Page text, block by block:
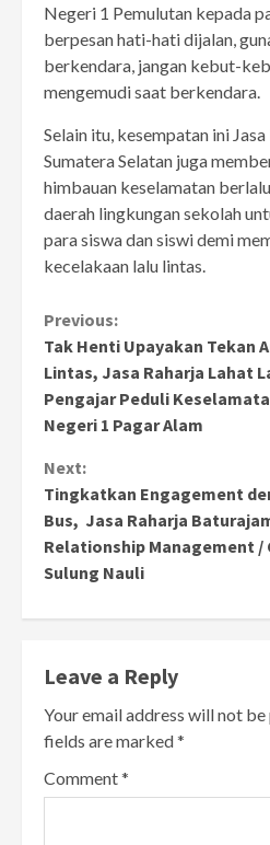
Negeri 1 Pemulutan kepada
berpesan hati-hati dijalan,
berkendara, jangan kebut-
mengemudi saat berkendara.
Selain itu, kesempatan ini
Sumatera Selatan juga
himbauan keselamatan
daerah lingkungan sekolah
para siswa dan siswi demi
kecelakaan lalu lintas.
Continue
Reading
Previous:
Tak Henti Upayakan Tekan
Lintas, Jasa Raharja Lahat
Pengajar Peduli
Negeri 1 Pagar Alam
Next:
Tingkatkan Engagement
Bus, Jasa Raharja
Relationship Management /
Sulung Nauli
Leave a Reply
Your email address will not be
fields are marked*
Comment*